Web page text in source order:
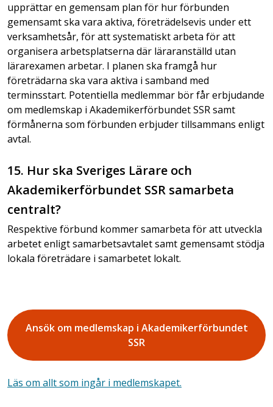
upprättar en gemensam plan för hur förbunden
gemensamt ska vara aktiva, företrädelsevis under ett
verksamhetsår, för att systematiskt arbeta för att
organisera arbetsplatserna där läraranställd utan
lärarexamen arbetar. I planen ska framgå hur
företrädarna ska vara aktiva i samband med
terminsstart. Potentiella medlemmar bör får erbjudande
om medlemskap i Akademikerförbundet SSR samt
förmånerna som förbunden erbjuder tillsammans enligt
avtal.
15. Hur ska Sveriges Lärare och
Akademikerförbundet SSR samarbeta
centralt?
Respektive förbund kommer samarbeta för att utveckla
arbetet enligt samarbetsavtalet samt gemensamt stödja
lokala företrädare i samarbetet lokalt.
Ansök om medlemskap i Akademikerförbundet
SSR
Läs om allt som ingår i medlemskapet.